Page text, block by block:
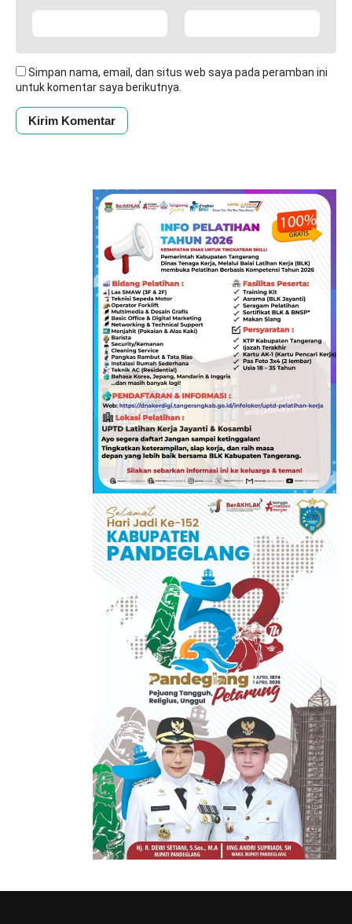
Simpan nama, email, dan situs web saya pada peramban ini
untuk komentar saya berikutnya.